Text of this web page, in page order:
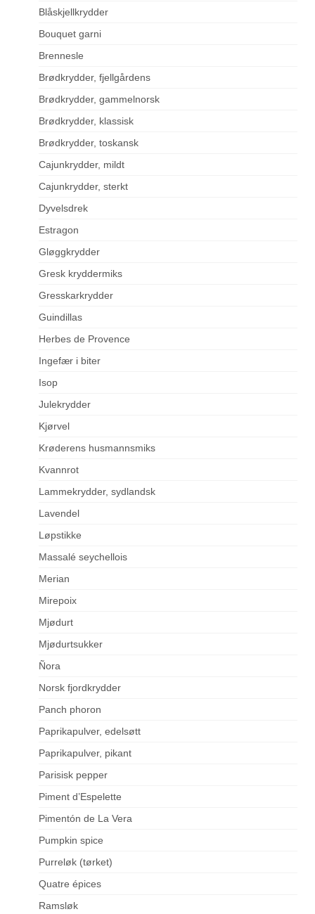
Blåskjellkrydder
Bouquet garni
Brennesle
Brødkrydder, fjellgårdens
Brødkrydder, gammelnorsk
Brødkrydder, klassisk
Brødkrydder, toskansk
Cajunkrydder, mildt
Cajunkrydder, sterkt
Dyvelsdrek
Estragon
Gløggkrydder
Gresk kryddermiks
Gresskarkrydder
Guindillas
Herbes de Provence
Ingefær i biter
Isop
Julekrydder
Kjørvel
Krøderens husmannsmiks
Kvannrot
Lammekrydder, sydlandsk
Lavendel
Løpstikke
Massalé seychellois
Merian
Mirepoix
Mjødurt
Mjødurtsukker
Ñora
Norsk fjordkrydder
Panch phoron
Paprikapulver, edelsøtt
Paprikapulver, pikant
Parisisk pepper
Piment d’Espelette
Pimentón de La Vera
Pumpkin spice
Purreløk (tørket)
Quatre épices
Ramsløk